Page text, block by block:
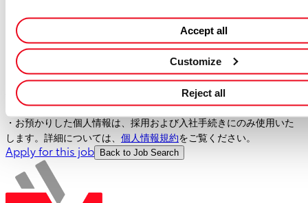
Accept all
Customize
Reject all
・住宅手当
・退職金制度
・レンタカーサポート
・社内研修制度（ソフトウェア学習・語学学習）
私たちのコミットメント
・当社は機会均等な雇用を実現し、多様性を尊重しています。
・お預かりした個人情報は、採用および入社手続きにのみ使用いた
します。詳細については、 個人情報規約をご覧ください。
Apply for this job Back to Job Search